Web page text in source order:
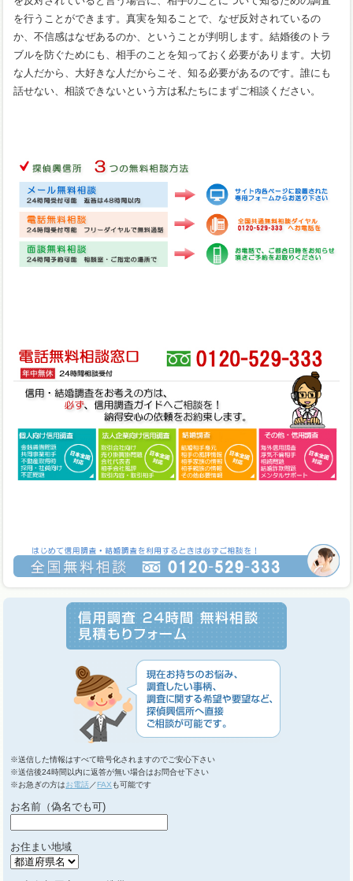
を行うことができます。真実を知ることで、なぜ反対されているの
か、不信感はなぜあるのか、ということが判明します。結婚後のトラ
ブルを防ぐためにも、相手のことを知っておく必要があります。大切
な人だから、大好きな人だからこそ、知る必要があるのです。誰にも
話せない、相談できないという方は私たちにまずご相談ください。
※送信した情報はすべて暗号化されますのでご安心下さい
※送信後24時間以内に返答が無い場合はお問合せ下さい
※お急ぎの方はお電話 ／FAX も可能です
お名前（偽名でも可)
お住まい地域